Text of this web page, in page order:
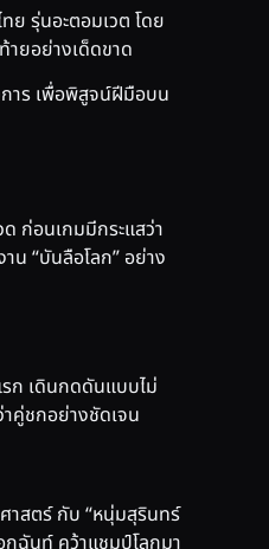
ย รุ่นอะตอมเวต โดย
ยอย่างเด็ดขาด
การ เพื่อพิสูจน์ฝีมือบน
ก่อนเกมมีกระแสว่า
น “บันลือโลก” อย่าง
ก เดินกดดันแบบไม่
คู่ชกอย่างชัดเจน
าสตร์ กับ “หนุ่มสุรินทร์
กฉันท์ คว้าแชมป์โลกมา